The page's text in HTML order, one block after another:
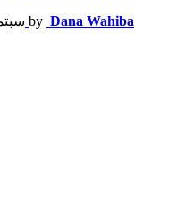
by Dana Wahiba سبتمبر 14,